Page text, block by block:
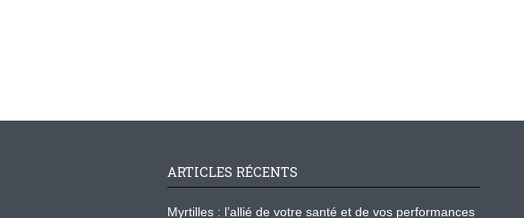
ARTICLES RÉCENTS
Myrtilles : l’allié de votre santé et de vos performances